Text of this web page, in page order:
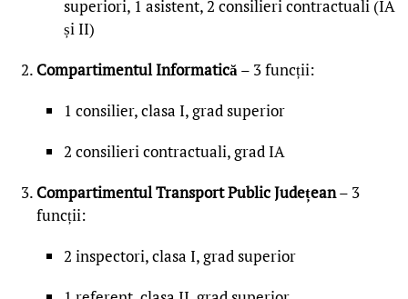
superiori, 1 asistent, 2 consilieri contractuali (IA
și II)
Compartimentul Informatică– 3 funcții:
1 consilier, clasa I, grad superior
2 consilieri contractuali, grad IA
Compartimentul Transport Public Județean– 3
funcții:
2 inspectori, clasa I, grad superior